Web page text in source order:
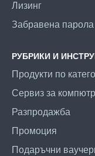
Лизинг
Забравена парола
РУБРИКИ И
Продукти по
Сервиз за
Разпродажба
Промоция
Подаръчни